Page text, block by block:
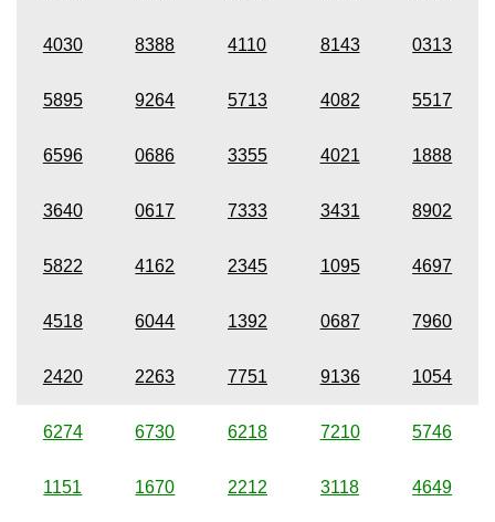
4030 8388 4110 8143 0313
5895 9264 5713 4082 5517
6596 0686 3355 4021 1888
3640 0617 7333 3431 8902
5822 4162 2345 1095 4697
4518 6044 1392 0687 7960
2420 2263 7751 9136 1054
6274 6730 6218 7210 5746
1151 1670 2212 3118 4649